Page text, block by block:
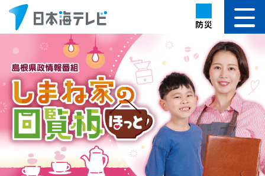
防災